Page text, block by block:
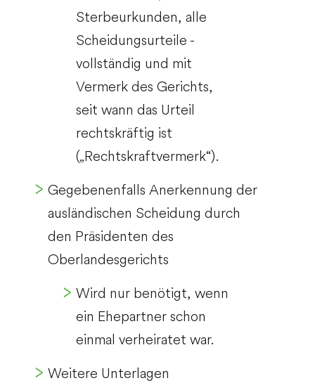
Sterbeurkunden, alle
Scheidungsurteile -
vollständig und mit
Vermerk des Gerichts,
seit wann das Urteil
rechtskräftig ist
(„Rechtskraftvermerk“).
Gegebenenfalls Anerkennung der
ausländischen Scheidung durch
den Präsidenten des
Oberlandesgerichts
Wird nur benötigt, wenn
ein Ehepartner schon
einmal verheiratet war.
Weitere Unterlagen